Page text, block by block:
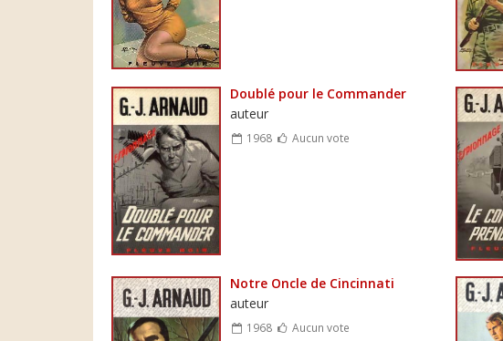
Doublé pour le Commander
auteur
1968 Aucun vote
Notre Oncle de Cincinnati
auteur
1968 Aucun vote